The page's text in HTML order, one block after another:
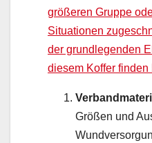
größeren Gruppe
Situationen
der grundlegenden
diesem Koffer finden
Größen und